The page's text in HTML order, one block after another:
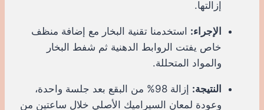
إزالتها.
الإجراء: استخدمنا تقنية البخار مع إضافة منظف
خاص يفتت الروابط الدهنية ثم شفط البخار
والمواد المتحللة.
النتيجة:
إزالة 98% من البقع بعد جلسة واحدة،
وعودة لمعان السيراميك الأصلي خلال ساعتين من